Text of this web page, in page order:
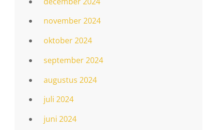
november 2024
oktober 2024
september 2024
augustus 2024
juli 2024
juni 2024